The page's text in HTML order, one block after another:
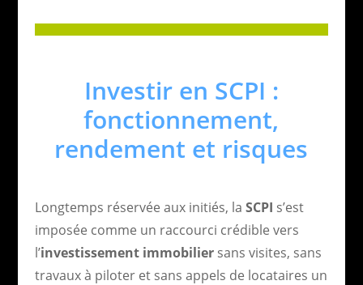
Investir en SCPI :
fonctionnement,
rendement et risques
Longtemps réservée aux initiés, la SCPI s’est
imposée comme un raccourci crédible vers
l’investissement immobiliersans visites, sans
travaux à piloter et sans appels de locataires un